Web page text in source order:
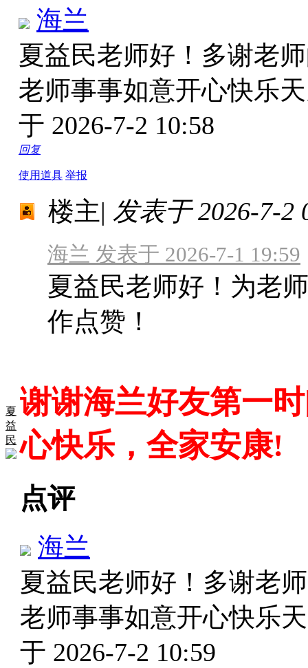
海兰
夏益民老师好！多谢老
老师事事如意开心快乐
于 2026-7-2 10:58
回复
使用道具 举报
夏
益
民
楼主| 发表于 2026-7-2
海兰 发表于 2026-7-1 19:59
夏益民老师好！为老
作点赞！
谢谢海兰好友第一
心快乐，全家安康!
点评
海兰
夏益民老师好！多谢老
老师事事如意开心快乐
于 2026-7-2 10:59